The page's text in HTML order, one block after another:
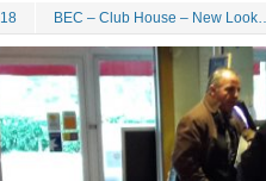
18 BEC – Club House – New